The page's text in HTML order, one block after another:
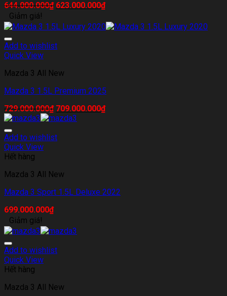
644.000.000₫ 623.000.000₫
Giảm giá!
Add to wishlist
Quick View
Mazda 3 All New
Mazda 3 1.5L Premium 2025
729.000.000₫ 709.000.000₫
Add to wishlist
Quick View
Hết hàng
Mazda 3 All New
Mazda 3 Sport 1.5L Deluxe 2022
699.000.000₫
Giảm giá!
Add to wishlist
Quick View
Hết hàng
Mazda 3 All New